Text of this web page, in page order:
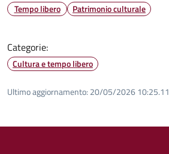
Tempo libero Patrimonio culturale
Categorie:
Cultura e tempo libero
Ultimo aggiornamento: 20/05/2026 10:25.11